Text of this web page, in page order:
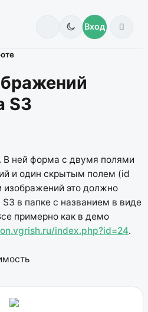
Вход
S3
В ней форма с двумя полями
и один скрытым полем (id
изображений это должно
S3 в папке с названием в виде
примерно как в демо
index.php?id=24.